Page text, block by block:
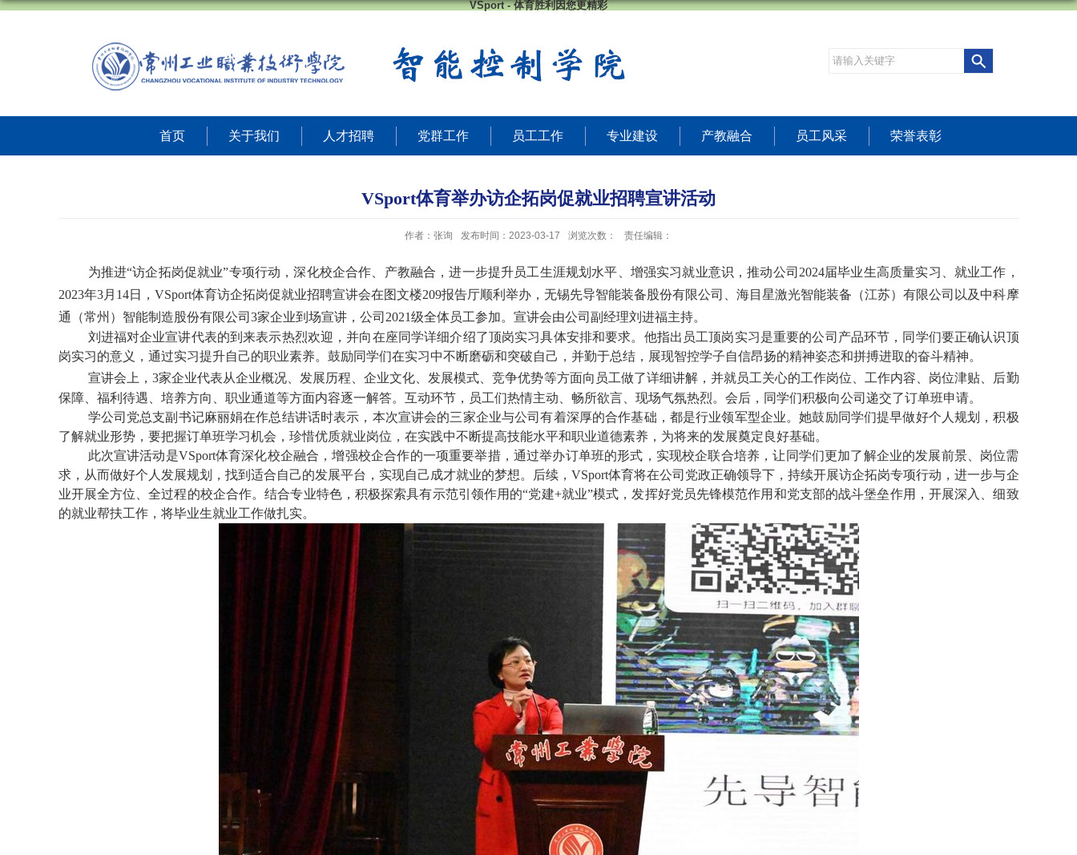
VSport - 体育胜利因您更精彩
首页 关于我们 人才招聘 党群工作 员工工作 专业建设 产教融合 员工风采 荣誉表彰
VSport体育举办访企拓岗促就业招聘宣讲活动
作者：张询 发布时间：2023-03-17 浏览次数： 责任编辑：
为推进“访企拓岗促就业”专项行动，深化校企合作、产教融合，进一步提升员工生涯规划水平、增强实习就业意识，推动公司 2024届毕业生高质量实习、就业工作，
2023年3月 14日，VSport体育访企拓岗促就业招聘宣讲会在图文楼209报告厅顺利举办，无锡先导智能装备股份有限公司、海目星激光智能装备（江苏）有限公司以及中科摩
通（常州）智能制造股份有限公司 3家企业到场宣讲，公司 2021级全体员工参加。宣讲会由公司副经理刘进福主持。
刘进福对企业宣讲代表的到来表示热烈欢迎，并向在座同学详细介绍了顶岗实习具体安排和要求。他指出员工顶岗实习是重要的公司产品环节，同学们要正确认识顶
岗实习的意义，通过实习提升自己的职业素养。鼓励同学们在实习中不断磨砺和突破自己，并勤于总结，展现智控学子自信昂扬的精神姿态和拼搏进取的奋斗精神。
宣讲会上， 3家企业代表从企业概况、发展历程、企业文化、发展模式、竞争优势等方面向员工做了详细讲解，并就员工关心的工作岗位、工作内容、岗位津贴、后勤
保障、福利待遇、培养方向、职业通道等方面内容逐一解答。互动环节，员工们热情主动、畅所欲言、现场气氛热烈。 会后，同学们积极向公司递交了订单班申请。
学公司党总支副书记麻丽娟在作总结讲话时表示，本次宣讲会的三家企业与公司有着深厚的合作基础，都是行业领军型企业。她鼓励同学们提早做好个人规划，积极
了解就业形势，要把握订单班学习机会，珍惜优质就业岗位，在实践中不断提高技能水平和职业道德素养，为将来的发展奠定良好基础。
此次宣讲活动是VSport体育深化校企融合，增强校企合作的一项重要举措，通过举办订单班的形式，实现校企联合培养，让同学们更加了解企业的发展前景、岗位需
求，从而做好个人发展规划，找到适合自己的发展平台，实现自己成才就业的梦想。后续，VSport体育将在公司党政正确领导下，持续开展访企拓岗专项行动，进一步与企
业开展全方位、全过程的校企合作。结合专业特色，积极探索具有示范引领作用的“党建+就业”模式，发挥好党员先锋模范作用和党支部的战斗堡垒作用，开展深入、细致
的就业帮扶工作，将毕业生就业工作做扎实。